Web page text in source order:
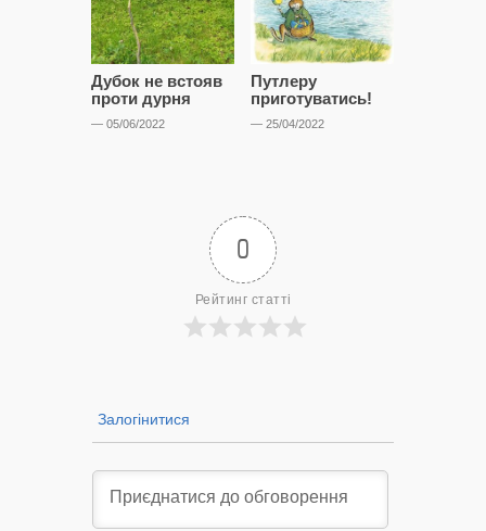
Дубок не встояв
проти дурня
— 05/06/2022
Путлеру
приготуватись!
— 25/04/2022
0
Рейтинг статті
Залогінитися